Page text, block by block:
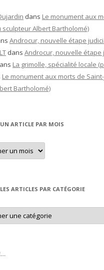
dans Le monument aux
sculpteur Albert Bartholomé)
Androcur, nouvelle étape
dans Androcur, nouvelle étape
La grimolle, spécialité locale
Le monument aux morts de Saint-
Bartholomé)
ARTICLE PAR MOIS
ARTICLES PAR CATÉGORIE